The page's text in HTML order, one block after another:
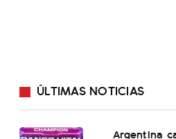
ÚLTIMAS NOTICIAS
Argentina